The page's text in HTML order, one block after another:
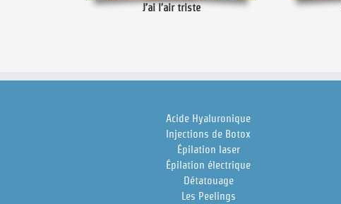
J’ai l’air triste
Acide Hyaluronique
Injections de Botox
Épilation laser
Épilation électrique
Détatouage
Les Peelings